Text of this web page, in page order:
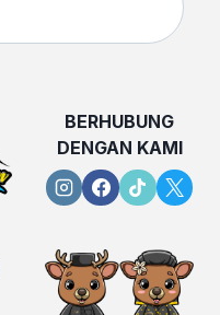
BERHUBUNG
DENGAN KAMI